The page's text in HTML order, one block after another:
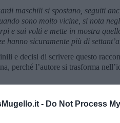
- Do Not Process
maschili si spostano, seguiti
sono molto vicine, si nota
e sui volti e mette in mostra
hanno sicuramente più di
e decisi di scrivere questo
perché l’autore si trasforma
sono olandesi. Talvolta con
italiana. Si incontrano